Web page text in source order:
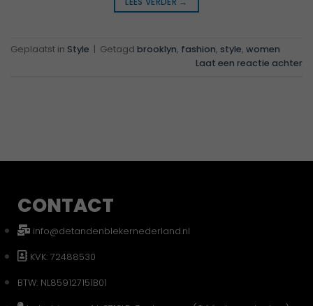
Geplaatst in Style | Getagd brooklyn, fashion, style, women
Laat een reactie achter
CONTACT
info@detandenblekernederland.nl
KVK: 72488530
BTW: NL859127151B01